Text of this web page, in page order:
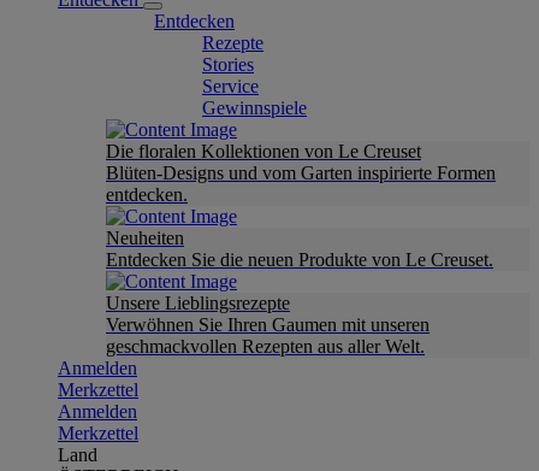
Entdecken
Rezepte
Stories
Service
Gewinnspiele
Die floralen Kollektionen von Le Creuset
Blüten-Designs und vom Garten inspirierte Formen
entdecken.
Neuheiten
Entdecken Sie die neuen Produkte von Le Creuset.
Unsere Lieblingsrezepte
Verwöhnen Sie Ihren Gaumen mit unseren
geschmackvollen Rezepten aus aller Welt.
Anmelden
Merkzettel
Anmelden
Merkzettel
Land